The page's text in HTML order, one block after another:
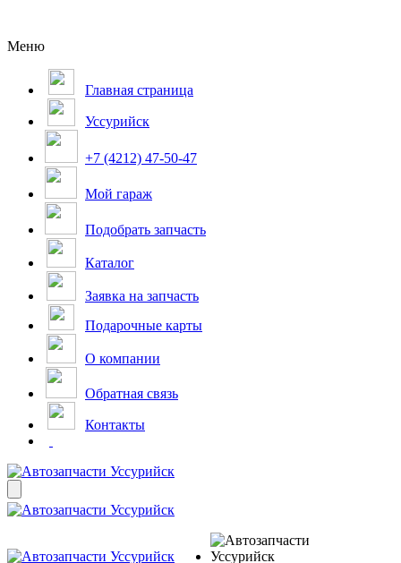
Меню
Главная страница
Уссурийск
+7 (4212) 47-50-47
Мой гараж
Подобрать запчасть
Каталог
Заявка на запчасть
Подарочные карты
О компании
Обратная связь
Контакты